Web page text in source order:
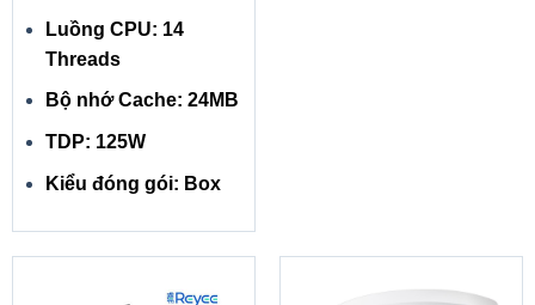
Luồng CPU: 14
Threads
Bộ nhớ Cache: 24MB
TDP: 125W
Kiểu đóng gói: Box